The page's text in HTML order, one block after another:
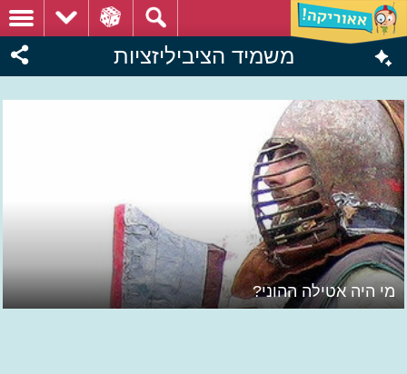
משמיד הציביליזציות
מי היה אטילה ההוני?